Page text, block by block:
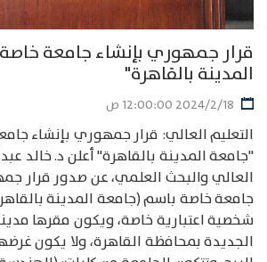
قرار جمهوري بإنشاء جامعة
المدينة بالقاهرة"
18‏‏/2‏‏/2024 12:00:00 ص
التعليم العالي: قرار جمهوري بإنشاء
"جامعة المدينة بالقاهرة" أعلن د. خالد
العالي والبحث العلمي، عن صدور قرار
جامعة خاصة باسم (جامعة المدينة
شخصية اعتبارية خاصة، ويكون مقرها
الجديدة بمحافظة القاهرة، ولا يكون